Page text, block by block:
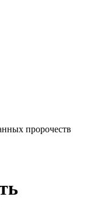
пророчеств